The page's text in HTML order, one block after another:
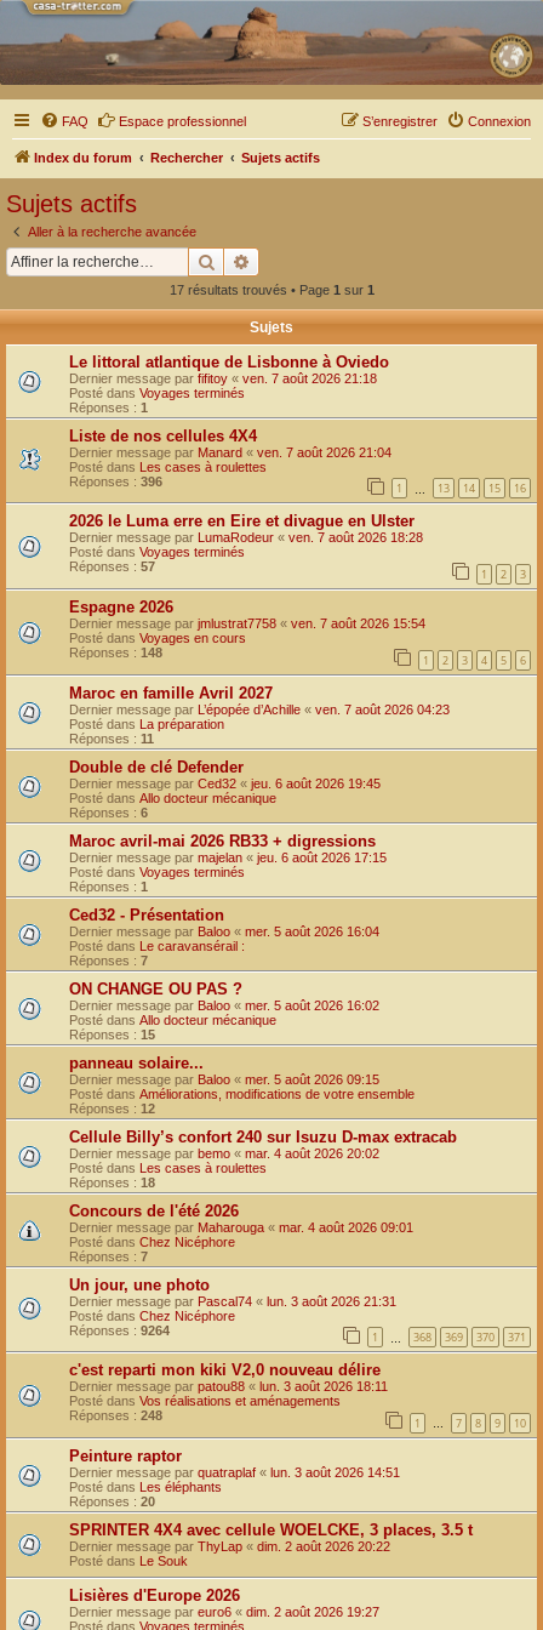
FAQ Espace professionnel Connexion
S’enregistrer
Index du forum Rechercher Sujets actifs
Sujets actifs
Aller à la recherche avancée
Rechercher
17 résultats trouvés • Page 1 sur 1
Sujets
Le littoral atlantique de Lisbonne à Oviedo
Dernier message par fifitoy « ven. 7 août 2026 21:18
Posté dans Voyages terminés
Réponses : 1
Liste de nos cellules 4X4
Dernier message par Manard « ven. 7 août 2026 21:04
Posté dans Les cases à roulettes
Réponses : 396 1 13 14 15 16
2026 le Luma erre en Eire et divague en Ulster
Dernier message par LumaRodeur « ven. 7 août 2026 18:28
Posté dans Voyages terminés
Réponses : 57 1 2 3
Espagne 2026
Dernier message par jmlustrat7758 « ven. 7 août 2026 15:54
Posté dans Voyages en cours
Réponses : 148 1 2 3 4 5 6
Maroc en famille Avril 2027
Dernier message par L’épopée d’Achille « ven. 7 août 2026 04:23
Posté dans La préparation
Réponses : 11
Double de clé Defender
Dernier message par Ced32 « jeu. 6 août 2026 19:45
Posté dans Allo docteur mécanique
Réponses : 6
Maroc avril-mai 2026 RB33 + digressions
Dernier message par majelan « jeu. 6 août 2026 17:15
Posté dans Voyages terminés
Réponses : 1
Ced32 - Présentation
Dernier message par Baloo « mer. 5 août 2026 16:04
Posté dans Le caravansérail :
Réponses : 7
ON CHANGE OU PAS ?
Dernier message par Baloo « mer. 5 août 2026 16:02
Posté dans Allo docteur mécanique
Réponses : 15
panneau solaire...
Dernier message par Baloo « mer. 5 août 2026 09:15
Posté dans Améliorations, modifications de votre ensemble
Réponses : 12
Cellule Billy’s confort 240 sur Isuzu D-max extracab
Dernier message par bemo « mar. 4 août 2026 20:02
Posté dans Les cases à roulettes
Réponses : 18
Concours de l'été 2026
Dernier message par Maharouga « mar. 4 août 2026 09:01
Posté dans Chez Nicéphore
Réponses : 7
Un jour, une photo
Dernier message par Pascal74 « lun. 3 août 2026 21:31
Posté dans Chez Nicéphore
Réponses : 9264 1 368 369 370 371
c'est reparti mon kiki V2,0 nouveau délire
Dernier message par patou88 « lun. 3 août 2026 18:11
Posté dans Vos réalisations et aménagements
Réponses : 248 1 … 7 8 9 10
Peinture raptor
Dernier message par quatraplaf « lun. 3 août 2026 14:51
Posté dans Les éléphants
Réponses : 20
SPRINTER 4X4 avec cellule WOELCKE, 3 places, 3.5 t
Dernier message par ThyLap « dim. 2 août 2026 20:22
Posté dans Le Souk
Lisières d'Europe 2026
Dernier message par euro6 « dim. 2 août 2026 19:27
Posté dans Voyages terminés